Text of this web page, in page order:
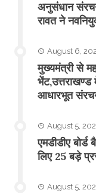
अनुसंधान
रावत ने
August 6,
मुख्यमंत्री से
आधारभूत
August 5,
एमडीडीए
लिए 25 बड़े
August 5,